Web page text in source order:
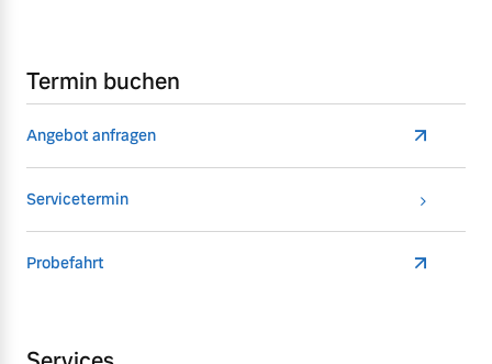
Termin buchen
Angebot anfragen
Servicetermin
Probefahrt